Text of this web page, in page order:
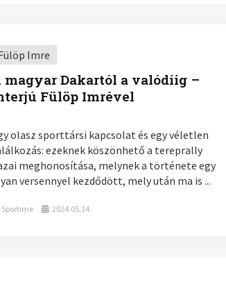
Imre
magyar Dakartól a valódiig –
Fülöp Imrével
olasz sporttársi kapcsolat és egy véletlen
ezeknek köszönhető a tereprally
meghonosítása, melynek a története egy
versennyel kezdődött, mely után ma is ...
Sportime 2024.05.14.